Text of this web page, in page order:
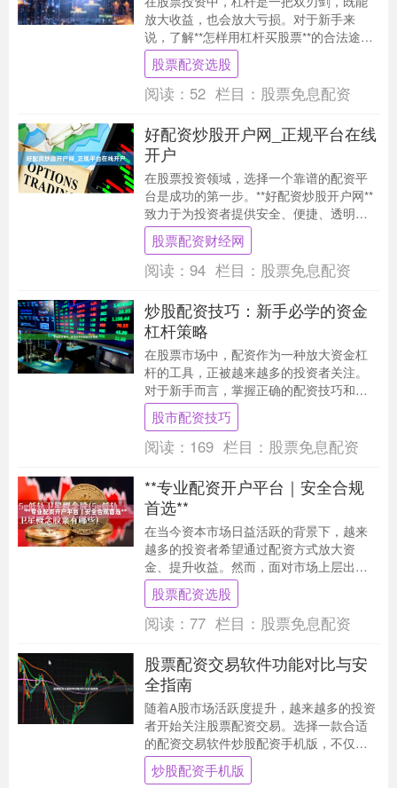
放大收益，也会放大亏损。对于新手来
说，了解**怎样用杠杆买股票**的合法途径
至关重要。本文将介绍几种合规的杠杆操
作方法，帮助....
股票配资选股
阅读： 52 栏目： 股票免息配资
好配资炒股开户网_正规平台在线
开户
在股票投资领域，选择一个靠谱的配资平
台是成功的第一步。**好配资炒股开户网**
致力于为投资者提供安全、便捷、透明的
在线开户服务，帮助您快速进入股市，把
握投资机会....
股票配资财经网
阅读： 94 栏目： 股票免息配资
炒股配资技巧：新手必学的资金
杠杆策略
在股票市场中，配资作为一种放大资金杠
杆的工具，正被越来越多的投资者关注。
对于新手而言，掌握正确的配资技巧和资
金杠杆策略，是控制风险、提高收益的关
键。本文将系统介....
股市配资技巧
阅读： 169 栏目： 股票免息配资
**专业配资开户平台｜安全合规
首选**
在当今资本市场日益活跃的背景下，越来
越多的投资者希望通过配资方式放大资
金、提升收益。然而，面对市场上层出不
穷的配资平台，如何选择一家安全合规、
值得信赖的专业配资....
股票配资选股
阅读： 77 栏目： 股票免息配资
股票配资交易软件功能对比与安
全指南
随着A股市场活跃度提升，越来越多的投资
者开始关注股票配资交易。选择一款合适
的配资交易软件炒股配资手机版，不仅能
提升操作效率，更关乎资金安全。本文将
从功能对比与安....
炒股配资手机版